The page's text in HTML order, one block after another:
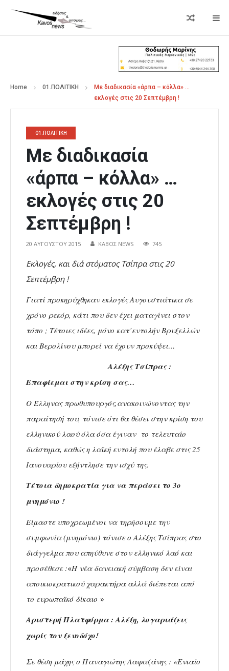
Home 01.ΠΟΛΙΤΙΚΗ
Με διαδικασία «άρπα – κόλλα» …
εκλογές στις 20 Σεπτέμβρη !
01.ΠΟΛΙΤΙΚΗ
Με διαδικασία
«άρπα – κόλλα» …
εκλογές στις 20
Σεπτέμβρη !
20 ΑΥΓΟΎΣΤΟΥ 2015 ΚΑΒΟΣ NEWS 745
Εκλογές, και διά στόματος Τσίπρα στις 20
Σεπτέμβρη !
Γιατί προκηρύχθηκαν εκλογές Αυγουστιάτικα σε
χρόνο ρεκόρ, κάτι που δεν έχει ματαγίνει στον
τόπο ; Τέτοιες ιδέες, μόνο κατ’εντολήν Βρυξελλών
και Βερολίνου μπορεί να έχουν προκύψει…
Αλέξης Τσίπρας :
Επαφίεμαι στην κρίση σας…
Ο Έλληνας πρωθυπουργός,ανακοινώνοντας την
παραίτησή του, τόνισε ότι θα θέσει στην κρίση του
ελληνικού λαού όλα όσα έγιναν το τελευταίο
διάστημα, καθώς η λαϊκή εντολή που έλαβε στις 25
Ιανουαρίου εξήντλησε την ισχύ της.
Τέτοια δημοκρατία για να περάσει το 3ο
μνημόνιο !
Είμαστε υποχρεωμένοι να τηρήσουμε την
συμφωνία (μνημόνιο) τόνισε ο Αλέξης Τσίπρας στο
διάγγελμα που απηύθυνε στον ελληνικό λαό και
προσέθεσε :«Η νέα δανειακή σύμβαση δεν είναι
αποικιοκρατικού χαρακτήρα αλλά διέπεται από
το ευρωπαϊκό δίκαιο »
Αριστερή Πλατφόρμα : Αλέξη, λογαριάζεις
χωρίς τον ξενοδόχο!
Σε θέση μάχης ο Παναγιώτης Λαφαζάνης : «Ενιαίο